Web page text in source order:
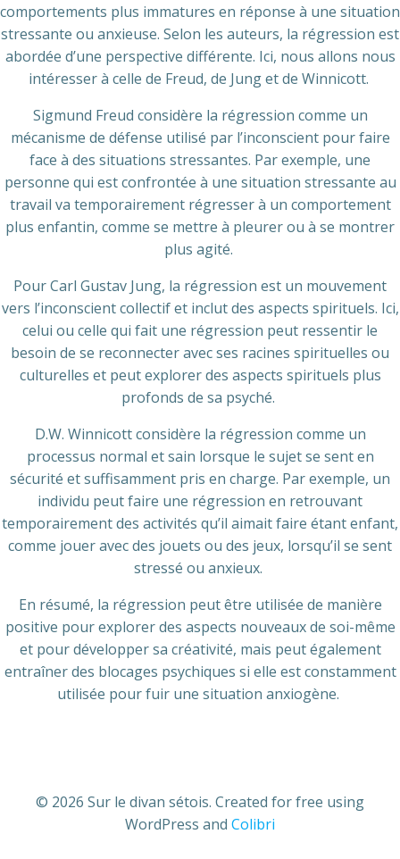
comportements plus immatures en réponse à une situation
stressante ou anxieuse. Selon les auteurs, la régression est
abordée d’une perspective différente. Ici, nous allons nous
intéresser à celle de Freud, de Jung et de Winnicott.
Sigmund Freud considère la régression comme un
mécanisme de défense utilisé par l’inconscient pour faire
face à des situations stressantes. Par exemple, une
personne qui est confrontée à une situation stressante au
travail va temporairement régresser à un comportement
plus enfantin, comme se mettre à pleurer ou à se montrer
plus agité.
Pour Carl Gustav Jung, la régression est un mouvement
vers l’inconscient collectif et inclut des aspects spirituels. Ici,
celui ou celle qui fait une régression peut ressentir le
besoin de se reconnecter avec ses racines spirituelles ou
culturelles et peut explorer des aspects spirituels plus
profonds de sa psyché.
D.W. Winnicott considère la régression comme un
processus normal et sain lorsque le sujet se sent en
sécurité et suffisamment pris en charge. Par exemple, un
individu peut faire une régression en retrouvant
temporairement des activités qu’il aimait faire étant enfant,
comme jouer avec des jouets ou des jeux, lorsqu’il se sent
stressé ou anxieux.
En résumé, la régression peut être utilisée de manière
positive pour explorer des aspects nouveaux de soi-même
et pour développer sa créativité, mais peut également
entraîner des blocages psychiques si elle est constamment
utilisée pour fuir une situation anxiogène.
© 2026 Sur le divan sétois. Created for free using
WordPress and Colibri